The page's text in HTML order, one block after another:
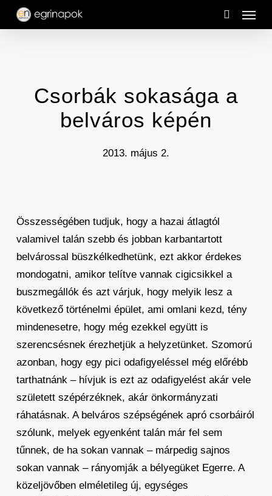
Skip
search
Menu
Csorbák sokasága a
belváros képén
2013. május 2.
Összességében tudjuk, hogy a hazai átlagtól
valamivel talán szebb és jobban karbantartott
belvárossal büszkélkedhetünk, ezt akkor érdekes
mondogatni, amikor telítve vannak cigicsikkel a
buszmegállók és azt várjuk, hogy melyik lesz a
következő történelmi épület, ami omlani kezd, tény
mindenesetre, hogy még ezekkel együtt is
szerencsésnek érezhetjük a helyzetünket. Szomorú
azonban, hogy egy pici odafigyeléssel még előrébb
tarthatnánk – hívjuk is ezt az odafigyelést akár vele
született szépérzéknek, akár önkormányzati
ráhatásnak. A belváros szépségének apró csorbáiról
szólunk, melyek egyenként talán már fel sem
tűnnek, de ha sokan vannak – márpedig sajnos
sokan vannak – rányomják a bélyegüket Egerre. A
közeljövőben elméletileg új, egységes